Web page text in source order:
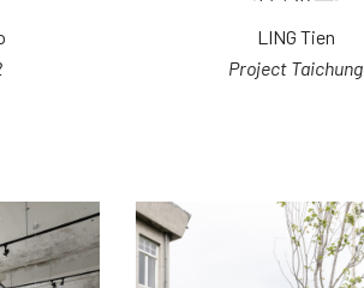
LING Tien
Project Taichung